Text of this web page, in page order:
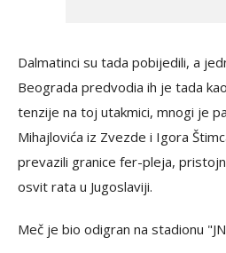
Dalmatinci su tada pobijedili, a
Beograda predvodia ih je tada
tenzije na toj utakmici, mnogi je
Mihajlovića iz Zvezde i Igora
prevazili granice fer-pleja,
osvit rata u Jugoslaviji.
Meč je bio odigran na stadionu